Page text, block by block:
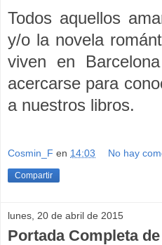
Todos aquellos
y/o la novela
viven en
acercarse para
a nuestros libros.
Cosmin_F en 14:03 No hay
Compartir
lunes, 20 de abril de 2015
Portada Completa